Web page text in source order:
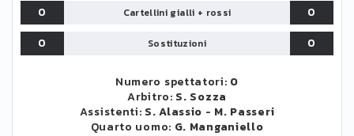
0
Cartellini gialli + rossi
0
0
Sostituzioni 0
Numero spettatori: 0
Arbitro: S. Sozza
Assistenti: S. Alassio - M. Passeri
Quarto uomo: G. Manganiello